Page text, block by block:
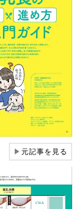
▶元記事を見る